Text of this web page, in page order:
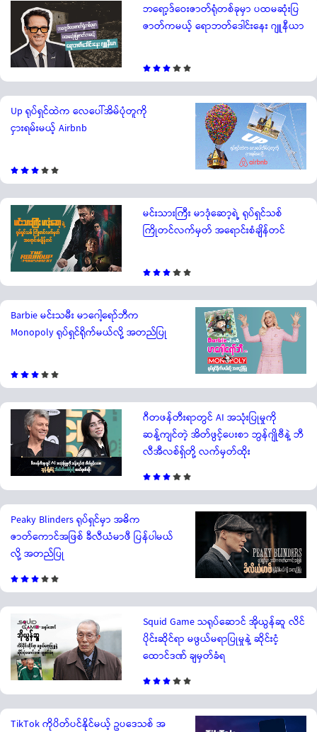
ဘရော့ဒ်ဝေးဇာတ်ရုံတစ်ခုမှာ ပထမဆုံးပြ
ဇာတ်ကမယ့် ရောဘတ်ဒေါင်းနေး ဂျူနီယာ
Up ရုပ်ရှင်ထဲက လေပေါ်အိမ်ပုံတူကို
ငှားရမ်းမယ့် Airbnb
မင်းသားကြီး မာဒုံဆော့ရဲ့ ရုပ်ရှင်သစ်
ကြိုတင်လက်မှတ် အရောင်းစံချိန်တင်
Barbie မင်းသမီး မာဂေါ့ရော်ဘီက
Monopoly ရုပ်ရှင်ရိုက်မယ်လို့ အတည်ပြု
ဂီတဖန်တီးရာတွင် AI အသုံးပြုမှုကို
ဆန့်ကျင်တဲ့ အိတ်ဖွင့်ပေးစာ ဘွန်ဂျိုဗီနဲ့ ဘီ
လီအီလစ်ရှ်တို့ လက်မှတ်ထိုး
Peaky Blinders ရုပ်ရှင်မှာ အဓိက
ဇာတ်ကောင်အဖြစ် ခီလီယံမာဖီ ပြန်ပါမယ်
လို့ အတည်ပြု
Squid Game သရုပ်ဆောင် အိုယွန်ဆူ လိင်
ပိုင်းဆိုင်ရာ မဖွယ်မရာပြုမှုနဲ့ ဆိုင်းငံ့
ထောင်ဒဏ် ချမှတ်ခံရ
TikTok ကိုပိတ်ပင်နိုင်မယ့် ဥပဒေသစ် အ